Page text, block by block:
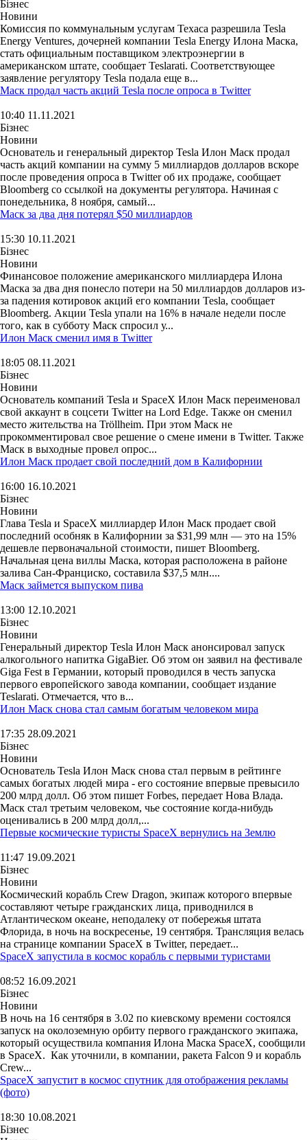
Бізнес
Новини
Комиссия по коммунальным услугам Техаса разрешила Tesla
Energy Ventures, дочерней компании Tesla Energy Илона Маска,
стать официальным поставщиком электроэнергии в
американском штате, сообщает Teslarati. Соответствующее
заявление регулятору Tesla подала еще в...
Маск продал часть акций Tesla после опроса в Twitter
10:40 11.11.2021
Бізнес
Новини
Основатель и генеральный директор Tesla Илон Маск продал
часть акций компании на сумму 5 миллиардов долларов вскоре
после проведения опроса в Twitter об их продаже, сообщает
Bloomberg со ссылкой на документы регулятора. Начиная с
понедельника, 8 ноября, самый...
Маск за два дня потерял $50 миллиардов
15:30 10.11.2021
Бізнес
Новини
Финансовое положение американского миллиардера Илона
Маска за два дня понесло потери на 50 миллиардов долларов из-
за падения котировок акций его компании Tesla, сообщает
Bloomberg. Акции Tesla упали на 16% в начале недели после
того, как в субботу Маск спросил у...
Илон Маск сменил имя в Twitter
18:05 08.11.2021
Бізнес
Новини
Основатель компаний Tesla и SpaceX Илон Маск переименовал
свой аккаунт в соцсети Twitter на Lord Edge. Также он сменил
место жительства на Tröllheim. При этом Маск не
прокомментировал свое решение о смене имени в Twitter. Также
Маск в выходные провел опрос...
Илон Маск продает свой последний дом в Калифорнии
16:00 16.10.2021
Бізнес
Новини
Глава Tesla и SpaceX миллиардер Илон Маск продает свой
последний особняк в Калифорнии за $31,99 млн — это на 15%
дешевле первоначальной стоимости, пишет Bloomberg.
Начальная цена виллы Маска, которая расположена в районе
залива Сан-Франциско, составила $37,5 млн....
Маск займется выпуском пива
13:00 12.10.2021
Бізнес
Новини
Генеральный директор Tesla Илон Маск анонсировал запуск
алкогольного напитка GigaBier. Об этом он заявил на фестивале
Giga Fest в Германии, который проводился в честь запуска
первого европейского завода компании, сообщает издание
Teslarati. Отмечается, что в...
Илон Маск снова стал самым богатым человеком мира
17:35 28.09.2021
Бізнес
Новини
Основатель Tesla Илон Маск снова стал первым в рейтинге
самых богатых людей мира - его состояние впервые превысило
200 млрд долл. Об этом пишет Forbes, передает Нова Влада.
Маск стал третьим человеком, чье состояние когда-нибудь
оценивались в 200 млрд долл,...
Первые космические туристы SpaceX вернулись на Землю
11:47 19.09.2021
Бізнес
Новини
Космический корабль Crew Dragon, экипаж которого впервые
составляют четыре гражданских лица, приводнился в
Атлантическом океане, неподалеку от побережья штата
Флорида, в ночь на воскресенье, 19 сентября. Трансляция велась
на странице компании SpaceX в Twitter, передает...
SpaceX запустила в космос корабль с первыми туристами
08:52 16.09.2021
Бізнес
Новини
В ночь на 16 сентября в 3.02 по киевскому времени состоялся
запуск на околоземную орбиту первого гражданского экипажа,
который осуществила компания Илона Маска SpaceX, сообщили
в SpaceX. Как уточнили, в компании, ракета Falcon 9 и корабль
Crew...
SpaceX запустит в космос спутник для отображения рекламы
(фото)
18:30 10.08.2021
Бізнес